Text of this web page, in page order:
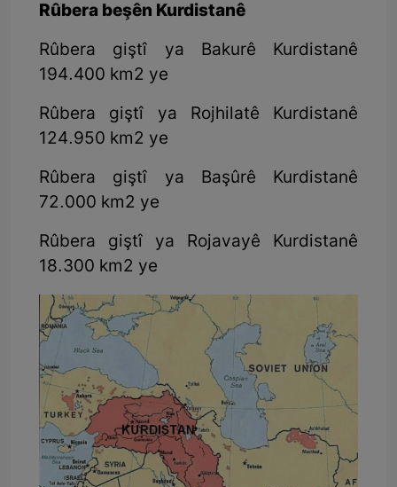
Rûbera beşên Kurdistanê
Rûbera giştî ya Bakurê Kurdistanê
194.400 km2 ye
Rûbera giştî ya Rojhilatê Kurdistanê
124.950 km2 ye
Rûbera giştî ya Başûrê Kurdistanê
72.000 km2 ye
Rûbera giştî ya Rojavayê Kurdistanê
18.300 km2 ye